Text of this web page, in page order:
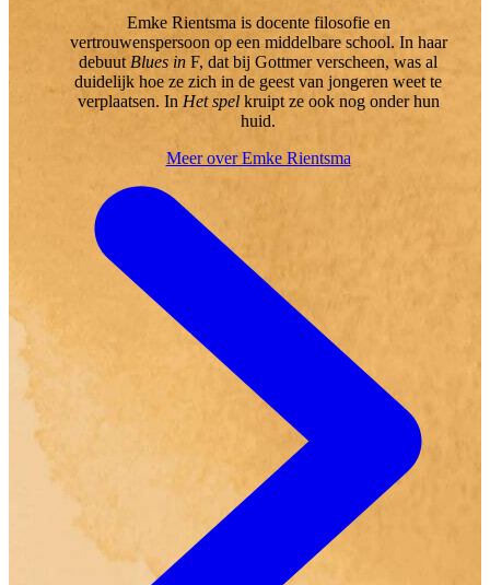
Emke Rientsma is docente filosofie en
vertrouwenspersoon op een middelbare school. In haar
debuut Blues in F, dat bij Gottmer verscheen, was al
duidelijk hoe ze zich in de geest van jongeren weet te
verplaatsen. In Het spelkruipt ze ook nog onder hun
huid.
Meer over Emke Rientsma